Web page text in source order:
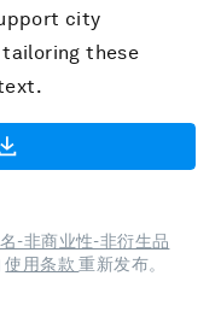
city
these
-非商业性-非衍生品
使用条款重新发布。